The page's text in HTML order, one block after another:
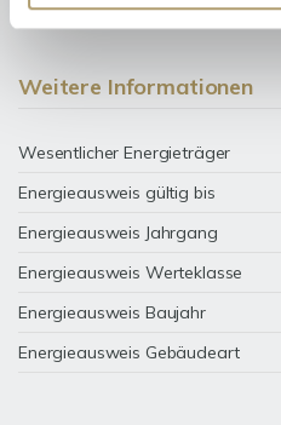
Weitere Informationen
Wesentlicher Energieträger
Energieausweis gültig bis
Energieausweis Jahrgang
Energieausweis Werteklasse
Energieausweis Baujahr
Energieausweis Gebäudeart